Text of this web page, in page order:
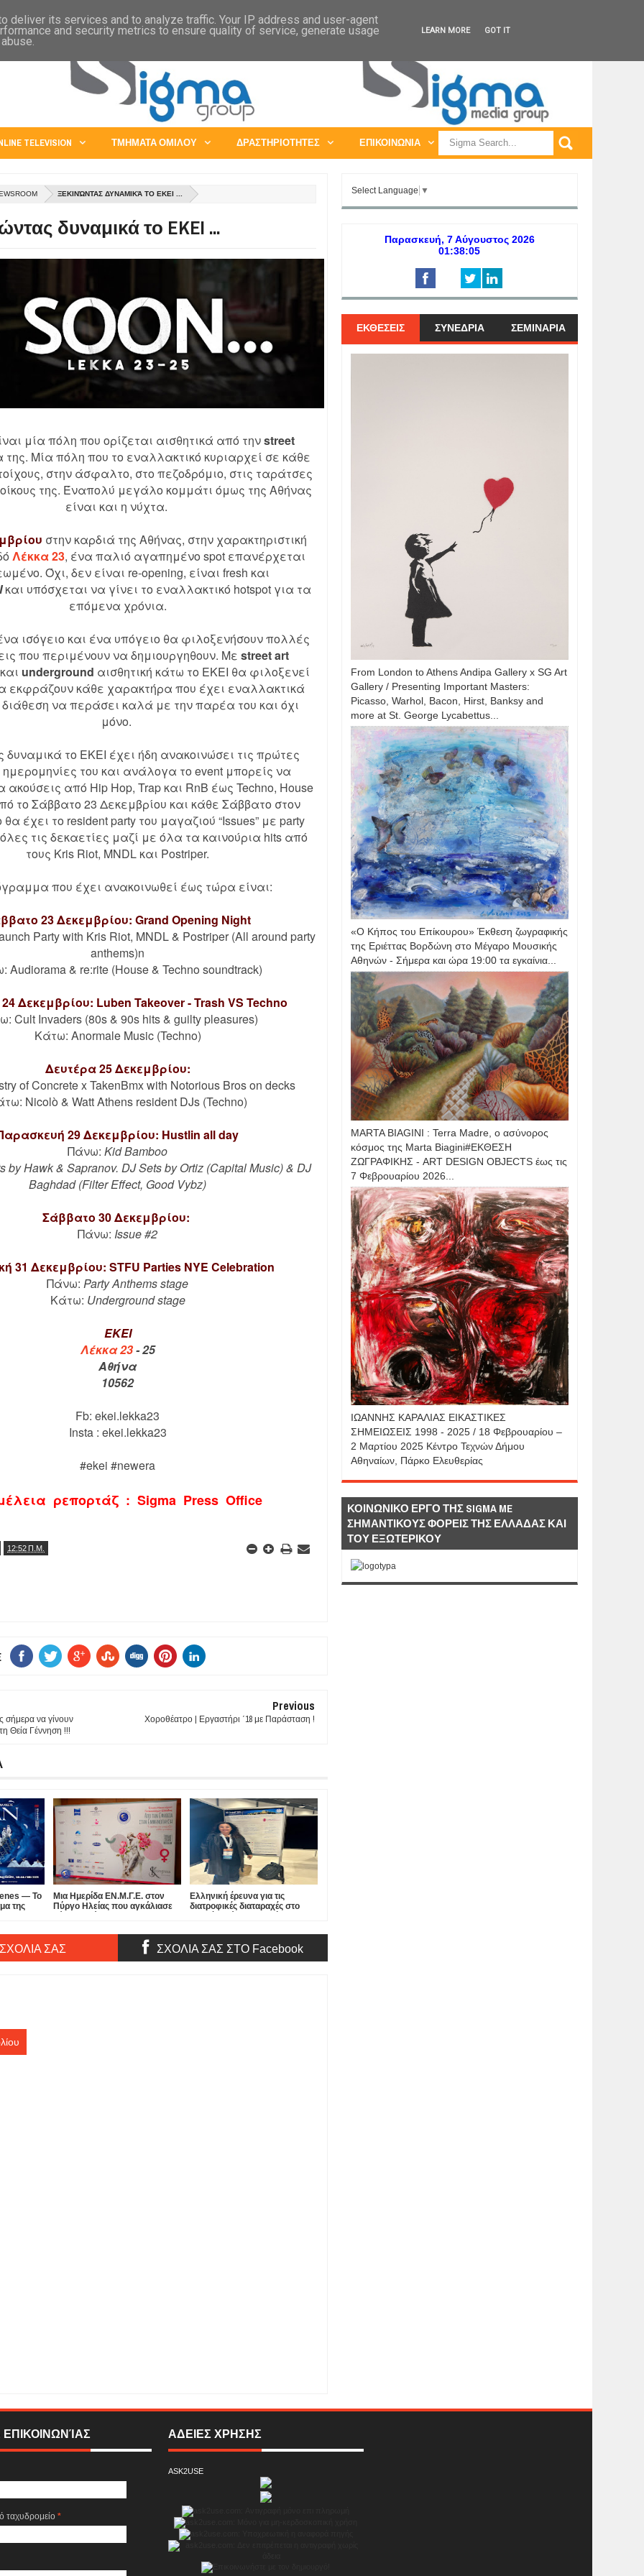
CHINA JAPAN EXPORTS - ABROAD SERVICES OPPORTUNITIES ΠΑΓΚΟΣΜΙΕΣ ΕΚΘΕΣΕΙΣ
TELEVISION ΤΜΗΜΑΤΑ ΟΜΙΛΟΥ ΔΡΑΣΤΗΡΙΟΤΗΤΕΣ ΕΠΙΚΟΙΝΩΝΙΑ
ΞΕΚΙΝΏΝΤΑΣ ΔΥΝΑΜΙΚΆ ΤΟ EKEI ...
δυναμικά το EKEI ...
μία πόλη που ορίζεται αισθητικά από τηνstreet
της. Μία πόλη που το εναλλακτικό κυριαρχεί σε κάθε
στην άσφαλτο, στο πεζοδρόμιο, στις ταράτσες
της. Έναπολύ μεγάλο κομμάτι όμως της Αθήνας
είναι και η νύχτα.
στην καρδιά της Αθήνας, στην χαρακτηριστική
Λέκκα 23, ένα παλιό αγαπημένο spot επανέρχεται
Όχι, δεν είναι re-opening, είναι fresh και
και υπόσχεται να γίνει το εναλλακτικό hotspot για τα
επόμενα χρόνια.
ισόγειο και ένα υπόγειο θα φιλοξενήσουν πολλές
που περιμένουν να δημιουργηθουν. Μεstreet art
underground αισθητική κάτω το EKEI θα φιλοξενεί
εκφράζουν κάθε χαρακτήρα που έχει εναλλακτικά
διάθεση να περάσει καλά με την παρέα του και όχι
μόνο.
δυναμικά το EKEI έχει ήδη ανακοινώσει τις πρώτες
ημερομηνίες του και ανάλογα το event μπορείς να
ακούσεις από Hip Hop, Trap και RnB έως Techno, House
το Σάββατο 23 Δεκεμβρίου και κάθε Σάββατο στον
έχει το resident party του μαγαζιού “Issues” με party
τις δεκαετίες μαζί με όλα τα καινούρια hits από
τους Kris Riot, MNDL και Postriper.
που έχει ανακοινωθεί έως τώρα είναι:
23 Δεκεμβρίου: Grand Opening Night
Party with Kris Riot, MNDL & Postriper (All around party
anthems)n
Audiorama & re:rite (House & Techno soundtrack)
Δεκεμβρίου: Luben Takeover - Trash VS Techno
Cult Invaders (80s & 90s hits & guilty pleasures)
Κάτω: Anormale Music (Techno)
Δευτέρα 25 Δεκεμβρίου:
of Concrete x TakenBmx with Notorious Bros on decks
Nicolò & Watt Athens resident DJs (Techno)
29 Δεκεμβρίου: Hustlin all day
Πάνω:Kid Bamboo
by Hawk & Sapranov. DJ Sets by Ortiz (Capital Music) & DJ
Baghdad (Filter Effect, Good Vybz)
Σάββατο 30 Δεκεμβρίου:
Πάνω: Issue #2
31 Δεκεμβρίου: STFU Parties NYE Celebration
Πάνω:Party Anthems stage
Κάτω: Underground stage
EKEI
Λέκκα 23- 25
Αθήνα
10562
Fb: ekei.lekka23
Insta : ekei.lekka23
#ekei #newera
ρεπορτάζ : Sigma Press Office
12:52 Π.Μ.
σήμερα να γίνουν
Θεία Γέννηση !!!
Previous
Χοροθέατρο | Εργαστήρι ΄18 με Παράσταση !
— Το
της
Μια Ημερίδα ΕΝ.Μ.Γ.Ε. στον
Πύργο Ηλείας που αγκάλιασε
Ελληνική έρευνα για τις
διατροφικές διαταραχές στο
διαβάζεται διαφορετικά στο
μεσογειακό πλαίσιο
ΣΑΣ ΣΧΟΛΙΑ ΣΑΣ ΣΤΟ Facebook
Select Language ▼
ΕΚΘΕΣΕΙΣ ΣΥΝΕΔΡΙΑ ΣΕΜΙΝΑΡΙΑ
From London to Athens Andipa Gallery x SG Art
Gallery / Presenting Important Masters:
Picasso, Warhol, Bacon, Hirst, Banksy and
more at St. George Lycabettus...
«Ο Κήπος του Επίκουρου» Έκθεση ζωγραφικής
της Εριέττας Βορδώνη στο Μέγαρο Μουσικής
Αθηνών - Σήμερα και ώρα 19:00 τα εγκαίνια...
MARTA BIAGINI : Terra Madre, ο ασύνορος
κόσμος της Marta Biagini#ΕΚΘΕΣΗ
ΖΩΓΡΑΦΙΚΗΣ - ART DESIGN OBJECTS έως τις
7 Φεβρουαρίου 2026...
IΩΑΝΝΗΣ KAΡΑΛΙΑΣ ΕΙΚΑΣΤΙΚΕΣ
ΣΗΜΕΙΩΣΕΙΣ 1998 - 2025 / 18 Φεβρουαρίου –
2 Μαρτίου 2025 Κέντρο Τεχνών Δήμου
Αθηναίων, Πάρκο Ελευθερίας
ΚΟΙΝΩΝΙΚΟ ΕΡΓΟ ΤΗΣ SIGMA ME
ΣΗΜΑΝΤΙΚΟΥΣ ΦΟΡΕΙΣ ΤΗΣ ΕΛΛΑΔΑΣ ΚΑΙ
ΤΟΥ ΕΞΩΤΕΡΙΚΟΥ
ταχυδρομείο *
ΑΔΕΙΕΣ ΧΡΗΣΗΣ
ASK2USE
deliver its services and to analyze traffic. Your IP address and user-agent
and security metrics to ensure quality of service, generate usage LEARN MORE GOT IT